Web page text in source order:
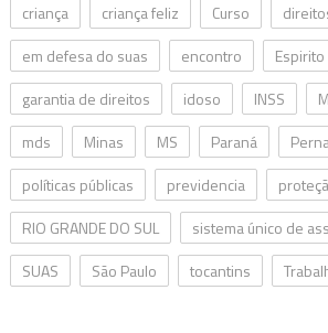
criança
criança feliz Curso
em defesa do suas
encontro
garantia de direitos
idoso INSS
mds
Minas MS Paraná
políticas públicas
previdencia
RIO GRANDE DO SUL
sistema único de
SUAS
São Paulo tocantins